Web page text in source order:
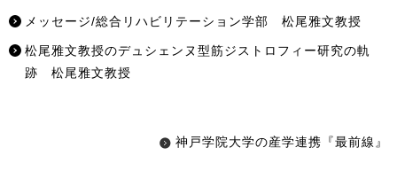
メッセージ/総合リハビリテーション学部 松尾雅文教授
松尾雅文教授のデュシェンヌ型筋ジストロフィー研究の軌
跡 松尾雅文教授
神戸学院大学の産学連携『最前線』